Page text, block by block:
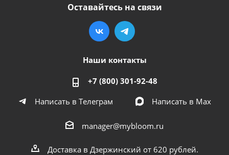
Оставайтесь на связи
Наши контакты
+7 (800) 301-92-48
Написать в Телеграм
Написать в Мах
manager@mybloom.ru
Доставка в Дзержинский от 620 рублей.